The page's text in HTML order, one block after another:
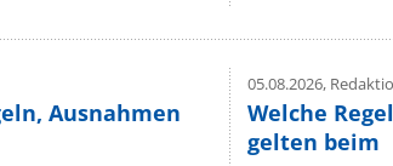
Ausnahmen
05.08.2026,
Welche
gelten beim